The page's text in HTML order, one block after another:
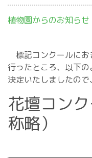
植物園からのお知らせ
標記コンクールにお
行ったところ、以下
決定いたしましたので
花壇コン
称略）